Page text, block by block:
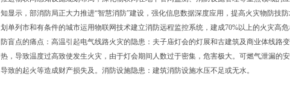
知显示，部消防局正大力推进“智慧消防”建设，强化信息数据深度应用，提高火灾物防技
划单列市和有条件的城市运用物联网技术建立消防远程监控系统，建成70%以上的火灾高
防盲点的痛点：高温引起电气线路火灾的隐患：夫子庙灯会的灯展和古建筑及商业体线路
热，导致温度过高致使发生火灾，由于灯会期间人数过于密集，危害极大。可燃气泄漏的
导致的起火等造成财产损失及。消防设施隐患：建筑消防设施水压不足或无水。